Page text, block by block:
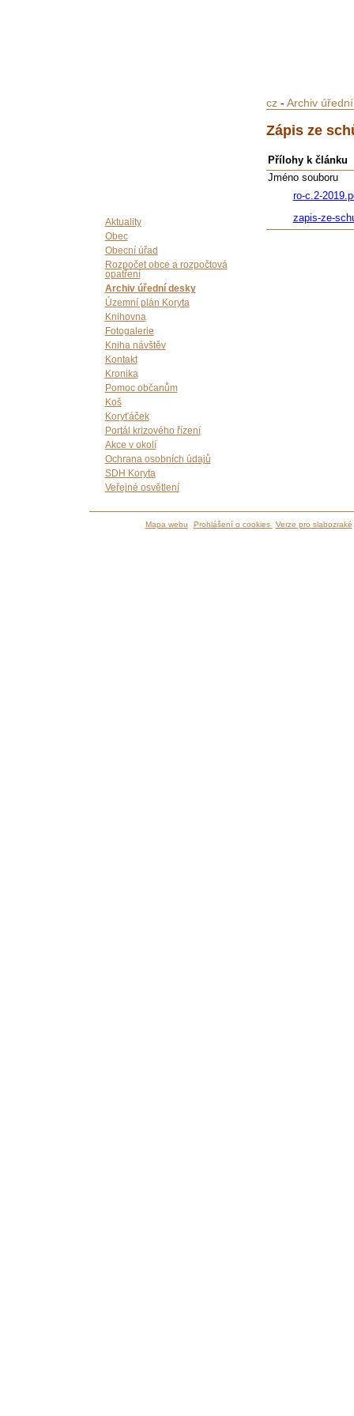
Aktuality
Obec
Obecní úřad
Rozpočet obce a rozpočtová
opatření
Archiv úřední desky
Územní plán Koryta
Knihovna
Fotogalerie
Kniha návštěv
Kontakt
Kronika
Pomoc občanům
Koš
Koryťáček
Portál krizového řízení
Akce v okolí
Ochrana osobních údajů
SDH Koryta
Veřejné osvětlení
cz- Archiv
Zápis ze
Přílohy k článku
Jméno souboru
ro-c.2-
zapis-ze-
Mapa webu Prohlášení o cookies Verze pro slabozraké